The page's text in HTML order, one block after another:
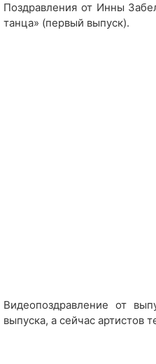
Поздравления от Инны
танца» (первый выпуск).
Видеопоздравление от
выпуска, а сейчас артистов